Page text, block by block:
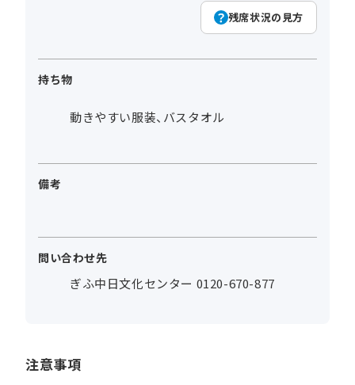
残席状況の見方
持ち物
動きやすい服装、バスタオル
備考
問い合わせ先
ぎふ中日文化センター 0120-670-877
注意事項